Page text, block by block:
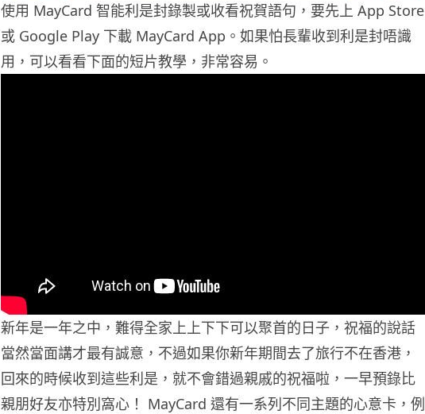
使用 MayCard 智能利是封錄製或收看祝賀語句，要先上 App Store
或 Google Play 下載 MayCard App。如果怕長輩收到利是封唔識
用，可以看看下面的短片教學，非常容易。
新年是一年之中，難得全家上上下下可以聚首的日子，祝福的說話
當然當面講才最有誠意，不過如果你新年期間去了旅行不在香港，
回來的時候收到這些利是，就不會錯過親戚的祝福啦，一早預錄比
親朋好友亦特別窩心！ MayCard 還有一系列不同主題的心意卡，例